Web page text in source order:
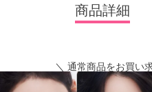
広いスタイルを楽しめるのも魅
※軸固定技術を利用することで
商品詳細
＼ 通常商品をお買い